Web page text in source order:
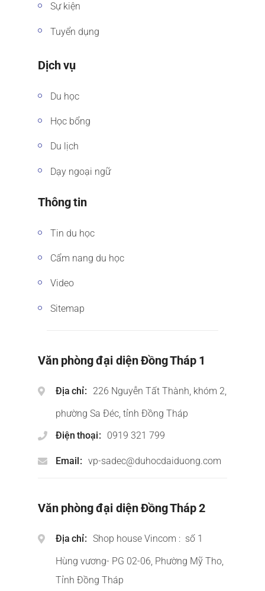
Sự kiện
Tuyển dụng
Dịch vụ
Du học
Học bổng
Du lịch
Dạy ngoại ngữ
Thông tin
Tin du học
Cẩm nang du học
Video
Sitemap
Văn phòng đại diện Đồng Tháp 1
Địa chỉ
226 Nguyễn Tất Thành, khóm 2,
phường Sa Đéc, tỉnh Đồng Tháp
Điện thoại
0919 321 799
Email vp-sadec@duhocdaiduong.com
Văn phòng đại diện Đồng Tháp 2
Địa chỉ
Shop house Vincom : số 1
Hùng vương- PG 02-06, Phường Mỹ Tho,
Tỉnh Đồng Tháp